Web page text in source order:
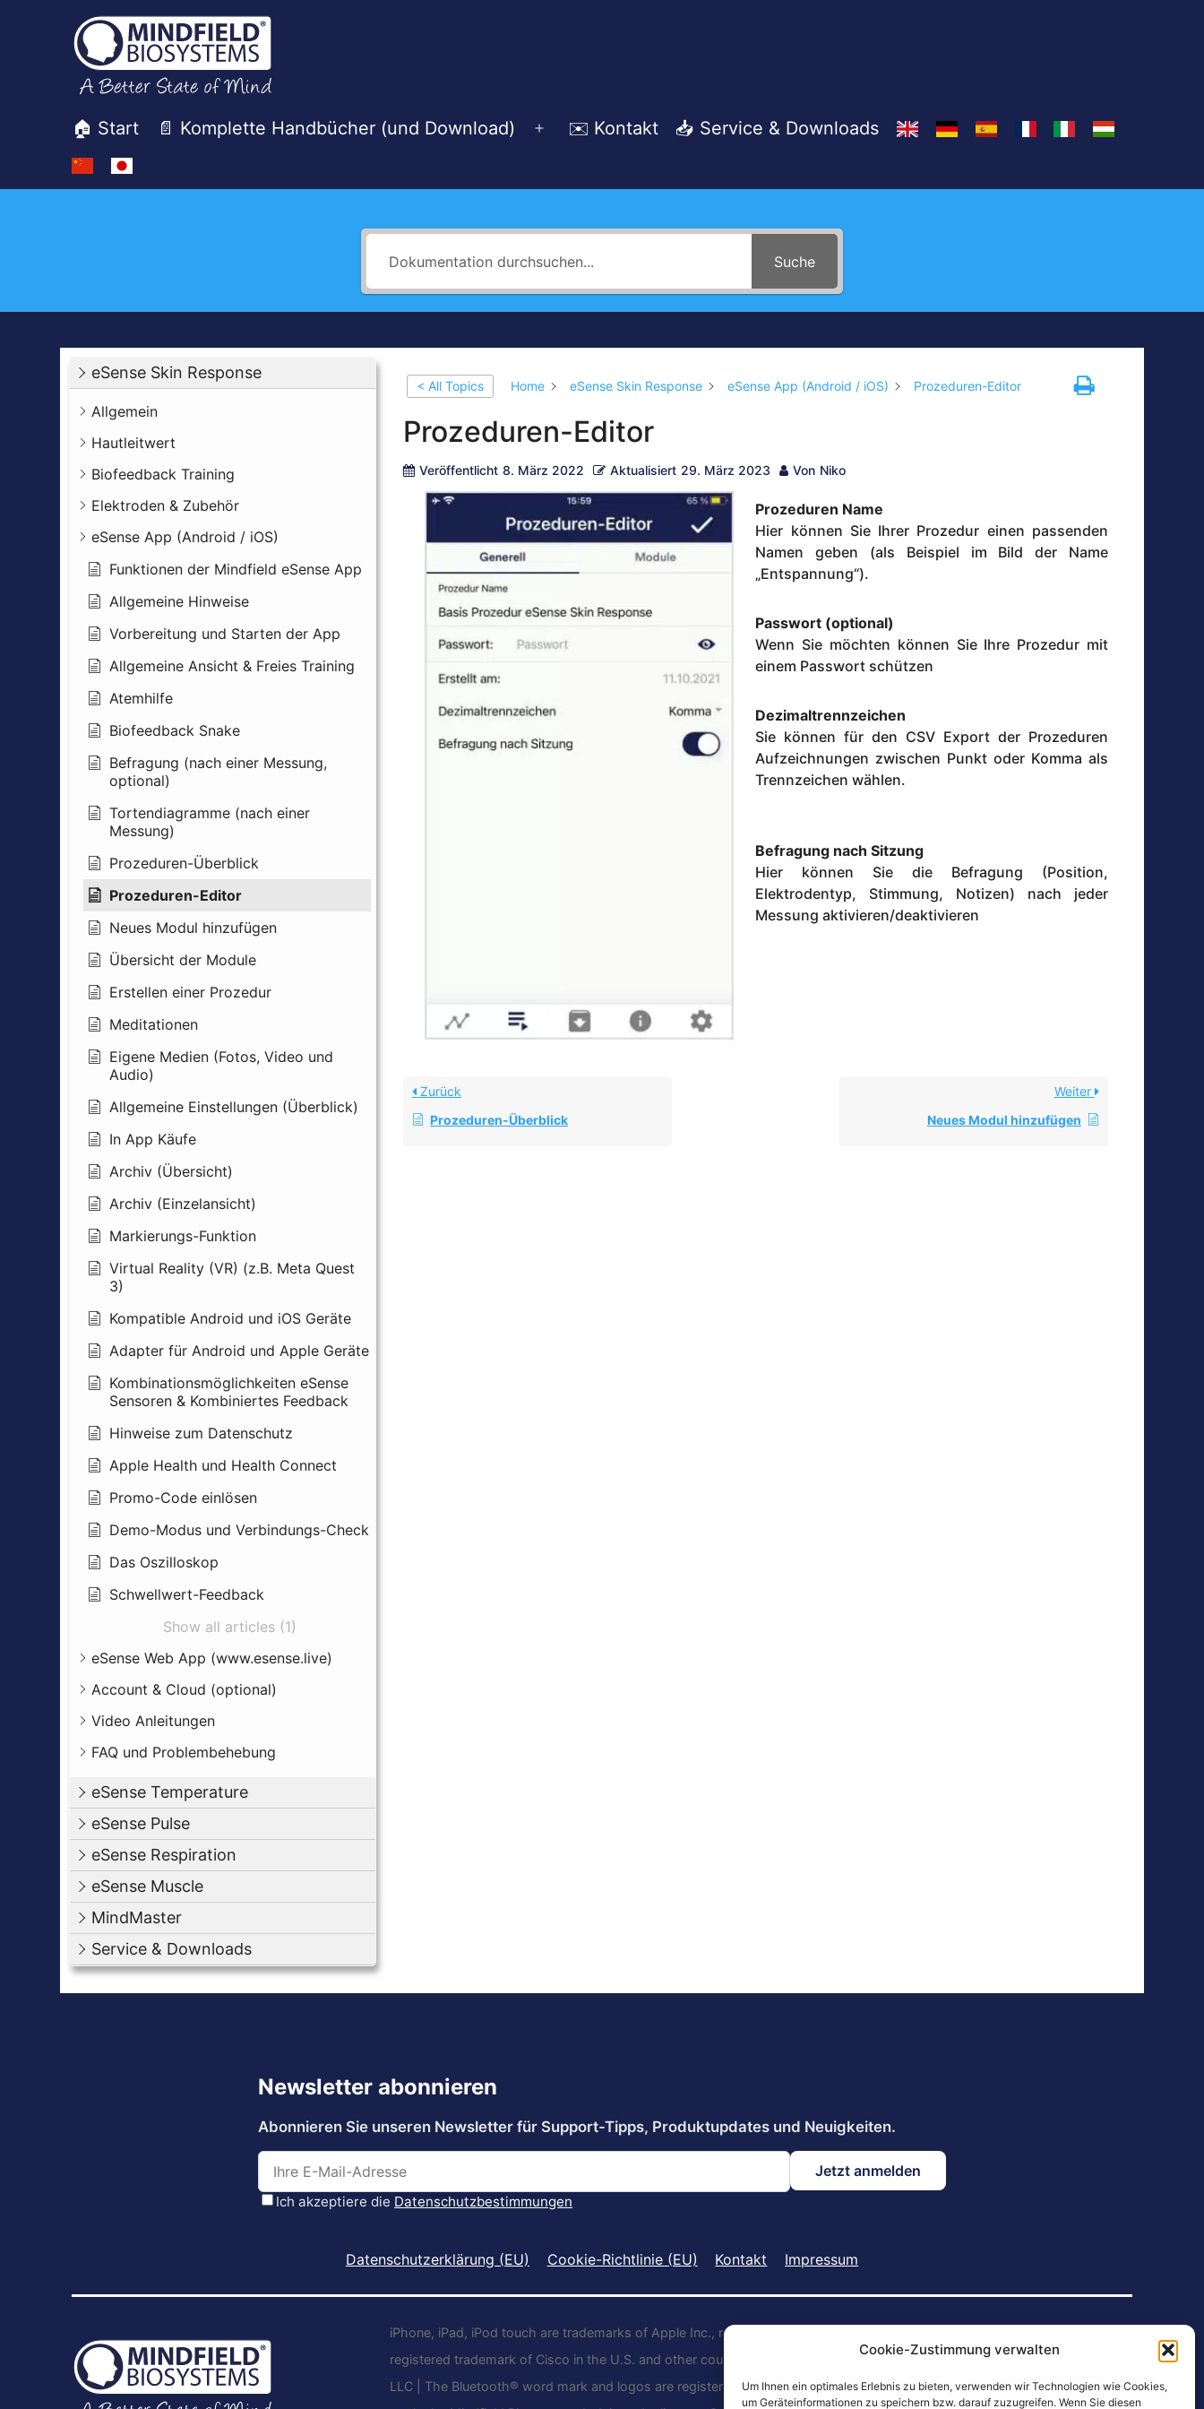
Cookie-Zustimmung verwalten
Um Ihnen ein optimales Erlebnis zu bieten, verwenden wir Technologien wie Cookies,
um Geräteinformationen zu speichern bzw. darauf zuzugreifen. Wenn Sie diesen
Mindfield
Helpdesk
🏠 Start 📄 Komplette Handbücher (und Download)
Menü
✉️ Kontakt 📥 Service & Downloads
Suche
eSense Skin Response
Allgemein
Hautleitwert
Biofeedback Training
Elektroden & Zubehör
eSense App (Android / iOS)
Funktionen der Mindfield eSense App
Allgemeine Hinweise
Vorbereitung und Starten der App
Allgemeine Ansicht & Freies Training
Atemhilfe
Biofeedback Snake
Befragung (nach einer Messung,
optional)
Tortendiagramme (nach einer
Messung)
Prozeduren-Überblick
Prozeduren-Editor
Neues Modul hinzufügen
Übersicht der Module
Erstellen einer Prozedur
Meditationen
Eigene Medien (Fotos, Video und
Audio)
Allgemeine Einstellungen (Überblick)
In App Käufe
Archiv (Übersicht)
Archiv (Einzelansicht)
Markierungs-Funktion
Virtual Reality (VR) (z.B. Meta Quest
3)
Kompatible Android und iOS Geräte
Adapter für Android und Apple Geräte
Kombinationsmöglichkeiten eSense
Sensoren & Kombiniertes Feedback
Hinweise zum Datenschutz
Apple Health und Health Connect
Promo-Code einlösen
Demo-Modus und Verbindungs-Check
Das Oszilloskop
Schwellwert-Feedback
Show all articles (1)
eSense Web App (www.esense.live)
Account & Cloud (optional)
Video Anleitungen
FAQ und Problembehebung
eSense Temperature
eSense Pulse
eSense Respiration
eSense Muscle
MindMaster
Service & Downloads
< All Topics Home eSense Skin Response eSense App (Android / iOS) Prozeduren-Editor
Prozeduren-Editor
Veröffentlicht 8. März 2022 Aktualisiert 29. März 2023 Von Niko
Prozeduren Name
Hier können Sie Ihrer Prozedur einen passenden
Namen geben (als Beispiel im Bild der Name
„Entspannung“).
Passwort (optional)
Wenn Sie möchten können Sie Ihre Prozedur mit
einem Passwort schützen
Dezimaltrennzeichen
Sie können für den CSV Export der Prozeduren
Aufzeichnungen zwischen Punkt oder Komma als
Trennzeichen wählen.
Befragung nach Sitzung
Hier können Sie die Befragung (Position,
Elektrodentyp, Stimmung, Notizen) nach jeder
Messung aktivieren/deaktivieren
Zurück
Prozeduren-Überblick
Weiter
Neues Modul hinzufügen
Datenschutzerklärung (EU) Cookie-Richtlinie (EU) Kontakt Impressum
iPhone, iPad, iPod touch are trademarks of Apple Inc., registered in the U.S. and other countries. | IOS is a trademark or
registered trademark of Cisco in the U.S. and other countries and is used under licence. | Android is a trademark of Google
LLC | The Bluetooth® word mark and logos are registered trademarks owned by Bluetooth SIG, Inc. and any use of such